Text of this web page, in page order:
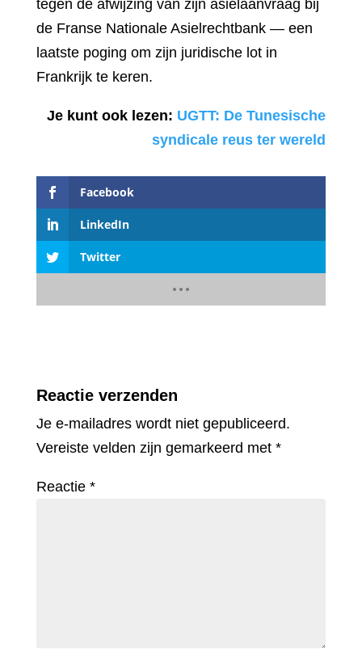
tegen de afwijzing van zijn asielaanvraag bij
de Franse Nationale Asielrechtbank — een
laatste poging om zijn juridische lot in
Frankrijk te keren.
Je kunt ook lezen: UGTT: De Tunesische
syndicale reus ter wereld
Facebook
LinkedIn
Twitter
Reactie verzenden
Je e-mailadres wordt niet gepubliceerd.
Vereiste velden zijn gemarkeerd met *
Reactie *